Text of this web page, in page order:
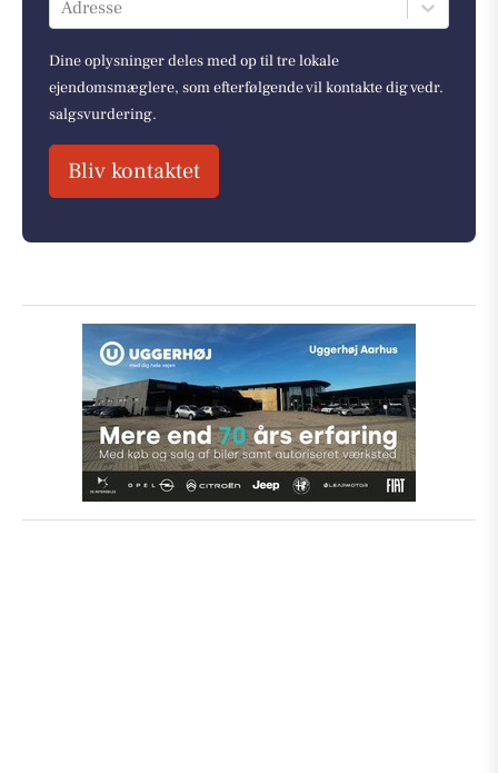
Adresse
Dine oplysninger deles med op til tre lokale
ejendomsmæglere, som efterfølgende vil kontakte dig vedr.
salgsvurdering.
Bliv kontaktet